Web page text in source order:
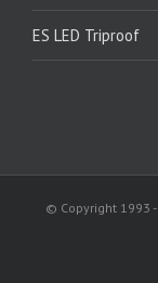
ES LED Triproof
© Copyright 1993 -